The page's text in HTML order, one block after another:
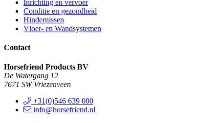
Inrichting en vervoer
Conditie en gezondheid
Hindernissen
Vloer- en Wandsystemen
Contact
Horsefriend Products BV
De Watergang 12
7671 SW Vriezenveen
+31(0)546 639 000
info@horsefriend.nl